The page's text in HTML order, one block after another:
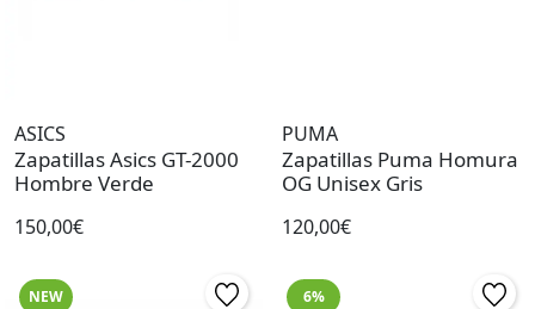
ASICS
Zapatillas Asics GT-2000
Hombre Verde
150,00€
PUMA
Zapatillas Puma Homura
OG Unisex Gris
120,00€
NEW
6%